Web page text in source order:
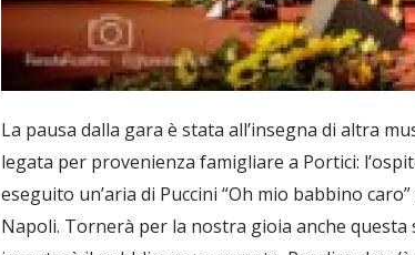
La pausa dalla gara è stata all’insegna di altra
legata per provenienza famigliare a Portici: l’
eseguito un’aria di Puccini “Oh mio babbino
Napoli. Tornerà per la nostra gioia anche questa